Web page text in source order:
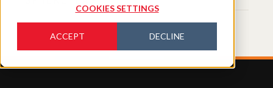
COOKIES SETTINGS
ACCEPT DECLINE